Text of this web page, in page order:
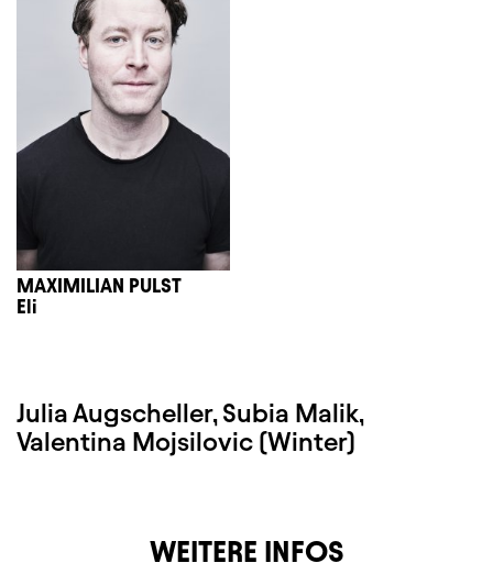
MAXIMILIAN PULST
Eli
Julia Augscheller, Subia Malik,
Valentina Mojsilovic (Winter)
WEITERE INFOS